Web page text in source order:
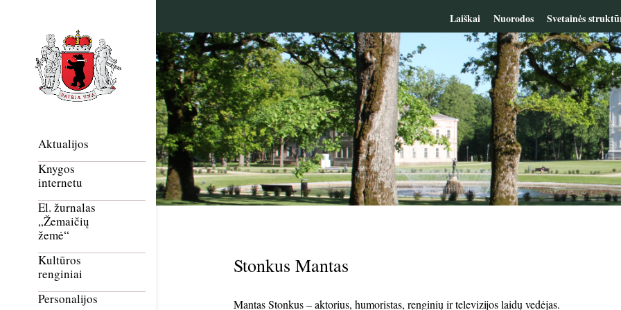
Laiškai Nuorodos Svetainės
Aktualijos
Knygos
internetu
El. žurnalas
„Žemaičių
žemė“
Kultūros
renginiai
Personalijos
Stonkus Mantas
Mantas Stonkus – aktorius, humoristas, renginių ir televizijos laidų vedėjas.